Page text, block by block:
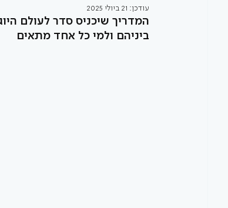
עודכן: 21 ביולי 2025
המדריך שיכניס סדר לעולם
ביניהם ולמי כל אחד מתאים